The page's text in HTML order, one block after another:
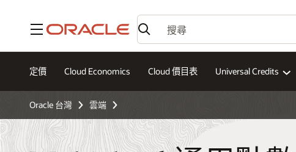
功能表
定價 Cloud Economics Cloud 價目表 Universal Credits
Oracle 台灣 雲端